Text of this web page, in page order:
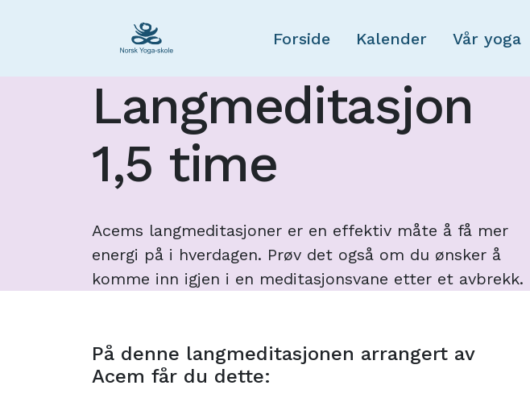
Forside Kalender Vår yoga
Langmeditasjon
1,5 time
Acems langmeditasjoner er en effektiv måte å få mer
energi på i hverdagen. Prøv det også om du ønsker å
komme inn igjen i en meditasjonsvane etter et avbrekk.
På denne langmeditasjonen arrangert av
Acem får du dette: